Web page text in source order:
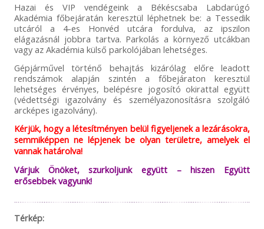
Hazai és VIP vendégeink a Békéscsaba Labdarúgó
Akadémia főbejáratán keresztül léphetnek be: a Tessedik
utcáról a 4-es Honvéd utcára fordulva, az ipszilon
elágazásnál jobbra tartva. Parkolás a környező utcákban
vagy az Akadémia külső parkolójában lehetséges.
Gépjárművel történő behajtás kizárólag előre leadott
rendszámok alapján szintén a főbejáraton keresztül
lehetséges érvényes, belépésre jogosító okirattal együtt
(védettségi igazolvány és személyazonosításra szolgáló
arcképes igazolvány).
Kérjük, hogy a létesítményen belül figyeljenek a lezárásokra,
semmiképpen ne lépjenek be olyan területre, amelyek el
vannak határolva!
Várjuk Önöket, szurkoljunk együtt – hiszen Együtt
erősebbek vagyunk!
Térkép: